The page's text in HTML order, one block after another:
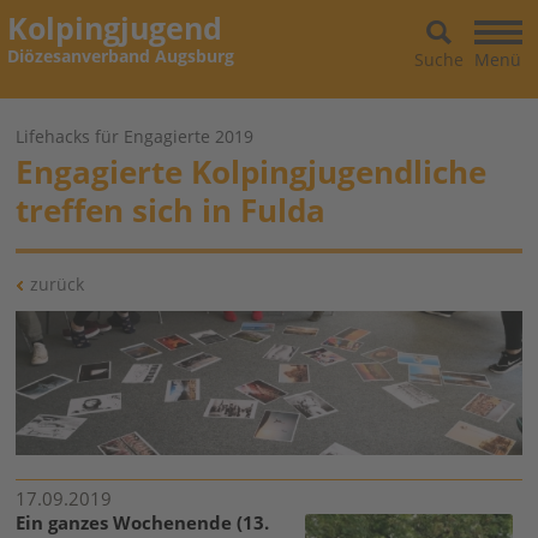
Kolpingjugend
Diözesanverband Augsburg Menü
Suche
Lifehacks für Engagierte 2019
Engagierte Kolpingjugendliche
treffen sich in Fulda
zurück
17.09.2019
Ein ganzes Wochenende (13.